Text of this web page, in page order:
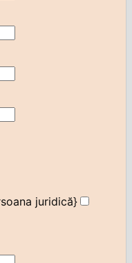
juridică}